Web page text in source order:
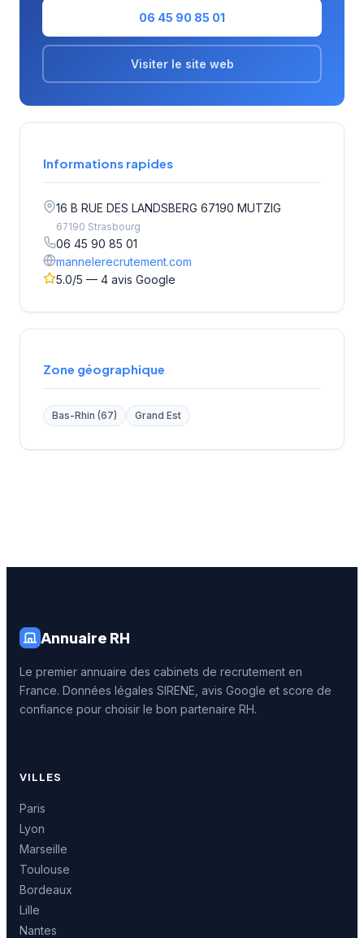
06 45 90 85 01
Visiter le site web
Informations rapides
16 B RUE DES LANDSBERG 67190 MUTZIG
67190 Strasbourg
06 45 90 85 01
mannelerecrutement.com
5.0/5 — 4 avis Google
Zone géographique
Bas-Rhin (67) Grand Est
Annuaire RH
Le premier annuaire des cabinets de recrutement en
France. Données légales SIRENE, avis Google et score de
confiance pour choisir le bon partenaire RH.
VILLES
Paris
Lyon
Marseille
Toulouse
Bordeaux
Lille
Nantes